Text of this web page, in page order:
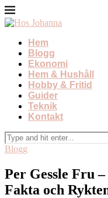
Hem
Blogg
Ekonomi
Hem & Hushåll
Hobby & Fritid
Guider
Teknik
Kontakt
Blogg
Per Gessle Fru
Fakta och